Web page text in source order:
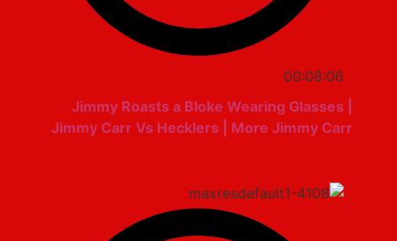
00:08:06
Jimmy Roasts a Bloke Wearing Glasses |
Jimmy Carr Vs Hecklers | More Jimmy Carr